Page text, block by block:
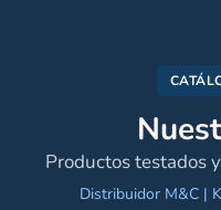
Productos testados
Distribuidor M&C |